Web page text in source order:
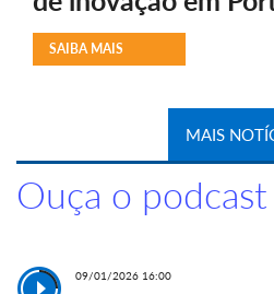
SAIBA MAIS
MAIS
Ouça o
09/01/2026 16:00